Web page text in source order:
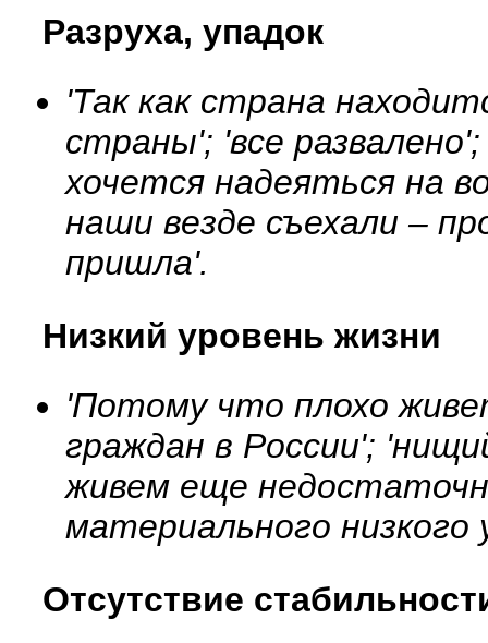
Разруха, упадок
'Так как страна
страны'; 'все
хочется надеяться на
наши везде съехали –
пришла'.
Низкий уровень жизни
'Потому что плохо
граждан в России';
живем еще
материального низкого
Отсутствие